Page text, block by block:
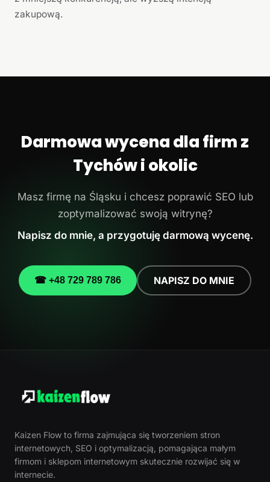
zakupową.
Darmowa wycena dla firm z
Tychów i okolic
Masz firmę na Śląsku i chcesz poprawić SEO lub
zoptymalizować swoją witrynę?
Napisz do mnie, a przygotuję darmową wycenę.
☎ +48 729 789 786 NAPISZ DO MNIE
Kaizen Flow to firma zajmująca się tworzeniem stron
internetowych, SEO i optymalizacją, pomagająca małym
firmom i sklepom internetowym skutecznie rozwijać się w
internecie.